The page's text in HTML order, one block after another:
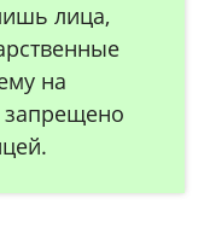
лица,
на
запрещено